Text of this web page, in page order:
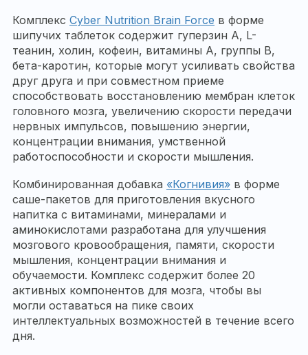
Комплекс Cyber Nutrition Brain Force в форме
шипучих таблеток содержит гуперзин А, L-
теанин, холин, кофеин, витамины А, группы B,
бета-каротин, которые могут усиливать свойства
друг друга и при совместном приеме
способствовать восстановлению мембран клеток
головного мозга, увеличению скорости передачи
нервных импульсов, повышению энергии,
концентрации внимания, умственной
работоспособности и скорости мышления.
Комбинированная добавка «Когнивия» в форме
саше-пакетов для приготовления вкусного
напитка с витаминами, минералами и
аминокислотами разработана для улучшения
мозгового кровообращения, памяти, скорости
мышления, концентрации внимания и
обучаемости. Комплекс содержит более 20
активных компонентов для мозга, чтобы вы
могли оставаться на пике своих
интеллектуальных возможностей в течение всего
дня.